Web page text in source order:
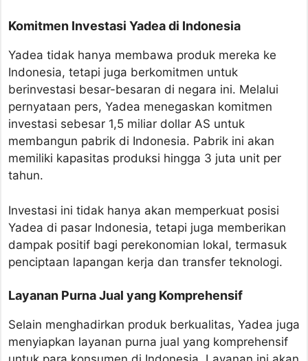
Komitmen Investasi Yadea di Indonesia
Yadea tidak hanya membawa produk mereka ke
Indonesia, tetapi juga berkomitmen untuk
berinvestasi besar-besaran di negara ini. Melalui
pernyataan pers, Yadea menegaskan komitmen
investasi sebesar 1,5 miliar dollar AS untuk
membangun pabrik di Indonesia. Pabrik ini akan
memiliki kapasitas produksi hingga 3 juta unit per
tahun.
Investasi ini tidak hanya akan memperkuat posisi
Yadea di pasar Indonesia, tetapi juga memberikan
dampak positif bagi perekonomian lokal, termasuk
penciptaan lapangan kerja dan transfer teknologi.
Layanan Purna Jual yang Komprehensif
Selain menghadirkan produk berkualitas, Yadea juga
menyiapkan layanan purna jual yang komprehensif